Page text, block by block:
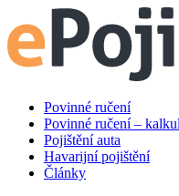
Povinné ručení
Povinné ručení –
Pojištění auta
Havarijní pojištění
Články